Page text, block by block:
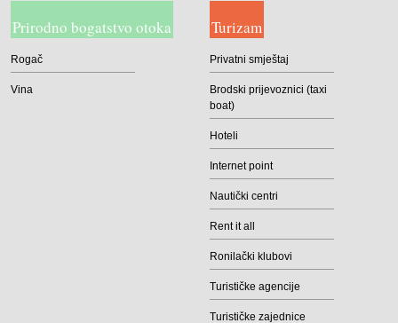
Prirodno bogatstvo otoka
Rogač
Vina
Turizam
Privatni smještaj
Brodski prijevoznici (taxi
boat)
Hoteli
Internet point
Nautički centri
Rent it all
Ronilački klubovi
Turističke agencije
Turističke zajednice